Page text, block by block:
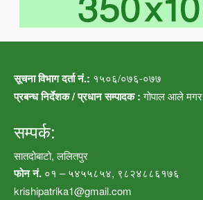
सूचना विभाग दर्ता नं.: १५०६/०७६-०७७
प्रबन्ध निर्देशक / प्रधान सम्पादक :गोपाल आले मगर
सम्पर्क:
सातदोबाटो, ललितपुर
फोन नं. ०१ – ५४५५८५४, ९८२४८८६१७६
krishipatrika1@gmail.com